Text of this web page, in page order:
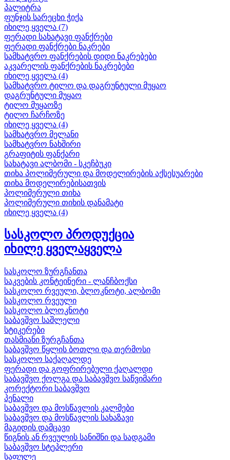
პალიტრა
ფუნჯის სარეცხი ჭიქა
იხილე ყველა (7)
ფერადი სახატავი ფანქრები
ფერადი ფანქრები ნაკრები
სამხატვრო ფანქრების დიდი ნაკრებები
აკვარელის ფანქრების ნაკრებები
იხილე ყველა (4)
სამხატვრო ტილო და დაგრუნტული მუყაო
დაგრუნტული მუყაო
ტილო მუყაოზე
ტილო ჩარჩოზე
იხილე ყველა (4)
სამხატვრო მელანი
სამხატვრო ნახშირი
გრაფიტის ფანქარი
სახატავი ალბომი - სკეჩბუკი
თიხა პოლიმერული და მოდელირების აქსესუარები
თიხა მოდელირებისათვის
პოლიმერული თიხა
პოლიმერული თიხის დანამატი
იხილე ყველა (4)
სასკოლო პროდუქცია
იხილე ყველაყველა
სასკოლო ზურგჩანთა
საკვების კონტეინერი - ლანჩბოქსი
სასკოლო რვეული, ბლოკნოტი, ალბომი
სასკოლო რვეული
სასკოლო ბლოკნოტი
საბავშვო საშლელი
სტიკერები
თასმიანი ზურგჩანთა
საბავშვო წყლის ბოთლი და თერმოსი
სასკოლო საქაღალდე
ფერადი და გოფრირებული ქაღალდი
საბავშვო ქოლგა და საბავშვო საწვიმარი
კორექტორი საბავშვო
პენალი
საბავშვო და მოსწავლის კალმები
საბავშვო და მოსწავლის სახაზავი
მაგიდის დამცავი
წიგნის ან რვეულის სანიშნი და სადგამი
საბავშვო სტეპლერი
საფულე